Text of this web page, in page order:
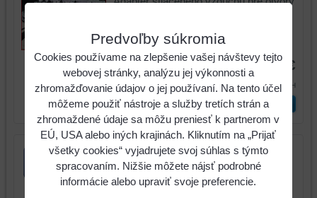
Kód:152.1511
47,57 €
58,51 €s DPH
ks Vložiť do košíka
Predvoľby súkromia
Cookies používame na zlepšenie vašej návštevy tejto
webovej stránky, analýzu jej výkonnosti a
zhromažďovanie údajov o jej používaní. Na tento účel
môžeme použiť nástroje a služby tretích strán a
zhromaždené údaje sa môžu preniesť k partnerom v
EÚ, USA alebo iných krajinách. Kliknutím na „Prijať
všetky cookies“ vyjadrujete svoj súhlas s týmto
spracovaním. Nižšie môžete nájsť podrobné
informácie alebo upraviť svoje preferencie.